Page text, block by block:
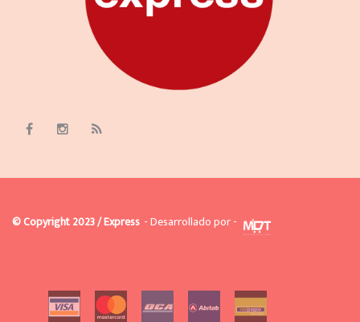
© Copyright 2023 / Express - Desarrollado por -